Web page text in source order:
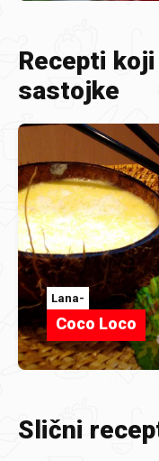
Recepti
sastojke
Lana-
Coco Loco
Slični